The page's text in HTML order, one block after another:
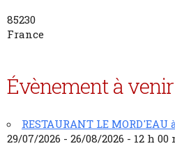
85230
France
Évènement à venir
RESTAURANT LE MORD'EAU
29/07/2026 - 26/08/2026 - 12 h